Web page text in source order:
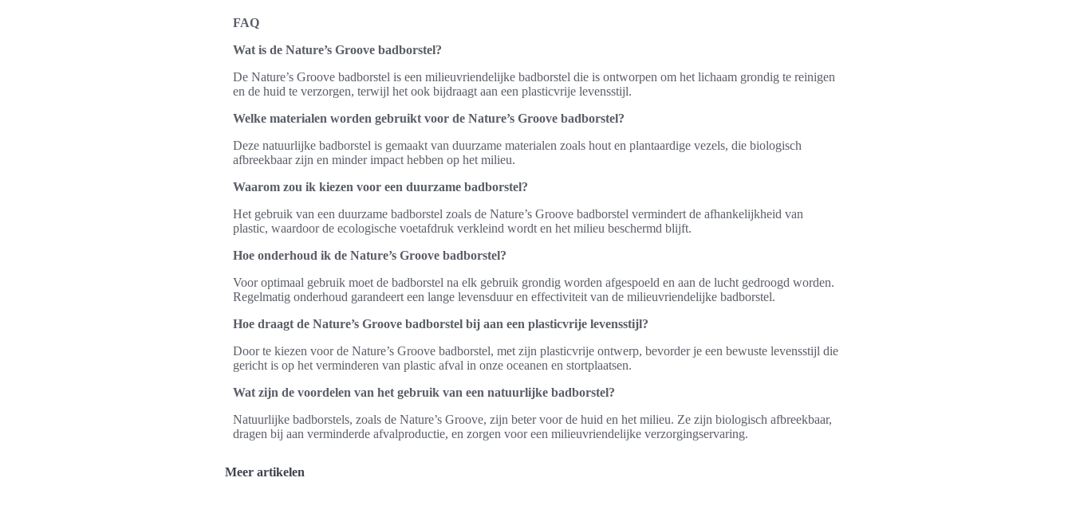
FAQ
Wat is de Nature’s Groove badborstel?
De Nature’s Groove badborstel is een milieuvriendelijke badborstel die is ontworpen om het lichaam grondig te reinigen
en de huid te verzorgen, terwijl het ook bijdraagt aan een plasticvrije levensstijl.
Welke materialen worden gebruikt voor de Nature’s Groove badborstel?
Deze natuurlijke badborstel is gemaakt van duurzame materialen zoals hout en plantaardige vezels, die biologisch
afbreekbaar zijn en minder impact hebben op het milieu.
Waarom zou ik kiezen voor een duurzame badborstel?
Het gebruik van een duurzame badborstel zoals de Nature’s Groove badborstel vermindert de afhankelijkheid van
plastic, waardoor de ecologische voetafdruk verkleind wordt en het milieu beschermd blijft.
Hoe onderhoud ik de Nature’s Groove badborstel?
Voor optimaal gebruik moet de badborstel na elk gebruik grondig worden afgespoeld en aan de lucht gedroogd worden.
Regelmatig onderhoud garandeert een lange levensduur en effectiviteit van de milieuvriendelijke badborstel.
Hoe draagt de Nature’s Groove badborstel bij aan een plasticvrije levensstijl?
Door te kiezen voor de Nature’s Groove badborstel, met zijn plasticvrije ontwerp, bevorder je een bewuste levensstijl die
gericht is op het verminderen van plastic afval in onze oceanen en stortplaatsen.
Wat zijn de voordelen van het gebruik van een natuurlijke badborstel?
Natuurlijke badborstels, zoals de Nature’s Groove, zijn beter voor de huid en het milieu. Ze zijn biologisch afbreekbaar,
dragen bij aan verminderde afvalproductie, en zorgen voor een milieuvriendelijke verzorgingservaring.
Meer artikelen